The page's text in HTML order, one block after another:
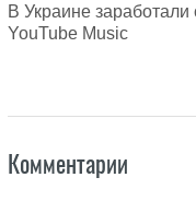
В Украине
YouTube Music
Комментарии